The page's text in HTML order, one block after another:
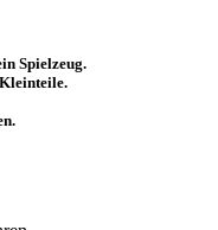
Spielzeug.